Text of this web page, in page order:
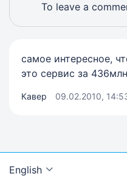
To leave a
самое интересное,
это сервис за
Кавер 09.02.2010,
English